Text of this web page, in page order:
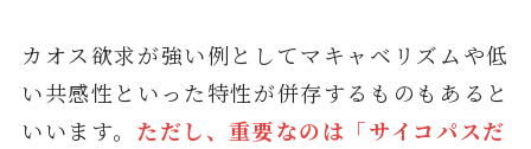
カオス欲求が強い例としてマキャベリズムや低
い共感性といった特性が併存するものもあると
いいます。 ただし、重要なのは「サイコパスだ